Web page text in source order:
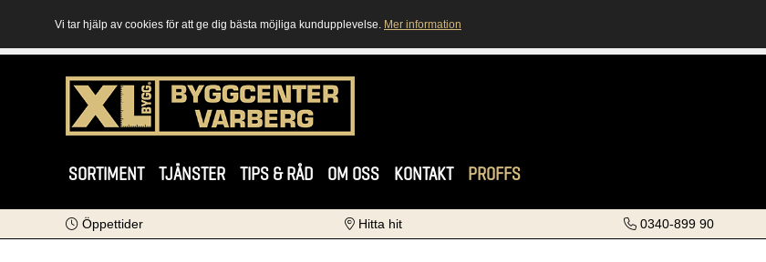
Vi tar hjälp av cookies för att ge dig bästa möjliga kundupplevelse. Mer information
SORTIMENT TJÄNSTER TIPS & RÅD OM OSS KONTAKT PROFFS
Öppettider Hitta hit 0340-899 90